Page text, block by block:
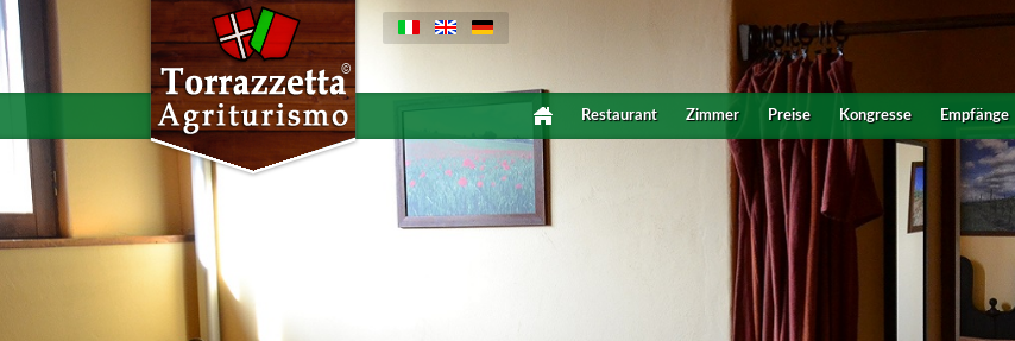
Restaurant Zimmer Preise Kongresse Empfänge